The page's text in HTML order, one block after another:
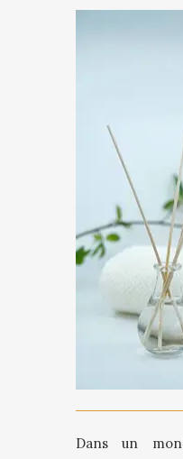
Dans un